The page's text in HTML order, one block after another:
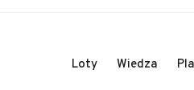
Loty Wiedza